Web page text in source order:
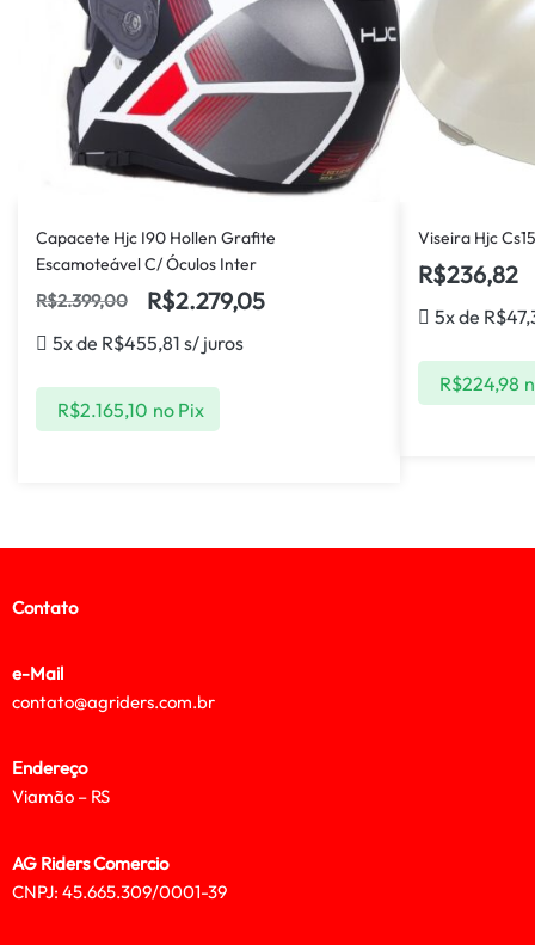
Capacete Hjc I90 Hollen Grafite
Escamoteável C/ Óculos Inter
R$2.399,00 R$2.279,05
5x de R$455,81 s/ juros
R$2.165,10 no Pix
Viseira Hjc
R$236,82
5x de R$
R$224,98
Contato
e-Mail
contato@agriders.com.br
Endereço
Viamão – RS
AG Riders Comercio
CNPJ: 45.665.309/0001-39